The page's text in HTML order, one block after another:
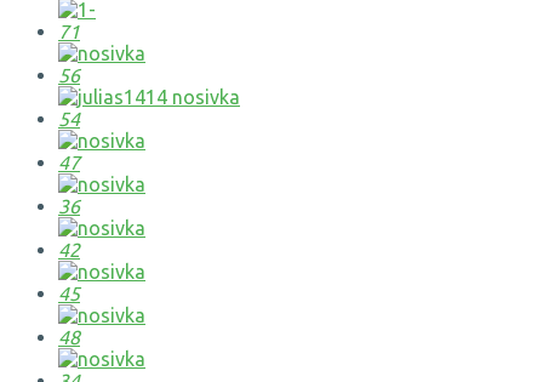
71
56
54
47
36
42
45
48